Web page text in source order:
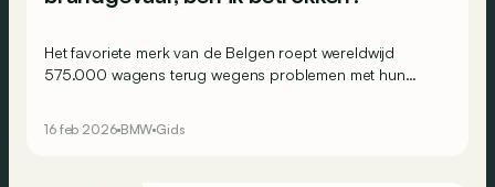
Het favoriete merk van de Belgen roept wereldwijd
575.000 wagens terug wegens problemen met hun
16 feb 2026 BMW Gids